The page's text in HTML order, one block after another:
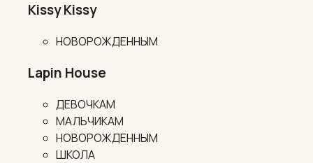
Kissy Kissy
НОВОРОЖДЕННЫМ
Lapin House
ДЕВОЧКАМ
МАЛЬЧИКАМ
НОВОРОЖДЕННЫМ
ШКОЛА